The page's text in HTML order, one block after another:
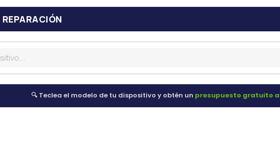
🔍 Teclea el modelo de tu dispositivo y obtén un presupuesto gratuito